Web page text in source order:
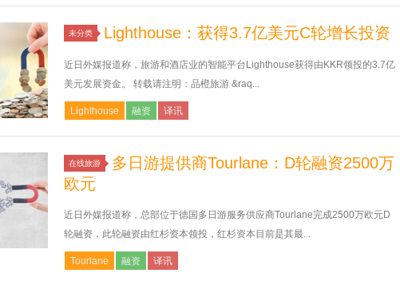
未分类 Lighthouse：获得3.7亿美元C轮增长投资
近日外媒报道称，旅游和酒店业的智能平台Lighthouse获得由KKR领投的3.7亿
美元发展资金。 转载请注明：品橙旅游 &raq...
Lighthouse 融资 译讯
在线旅游
多日游提供商Tourlane：D轮融资2500万
欧元
近日外媒报道称，总部位于德国多日游服务供应商Tourlane完成2500万欧元D
轮融资，此轮融资由红杉资本领投，红杉资本目前是其最...
Tourlane 融资 译讯